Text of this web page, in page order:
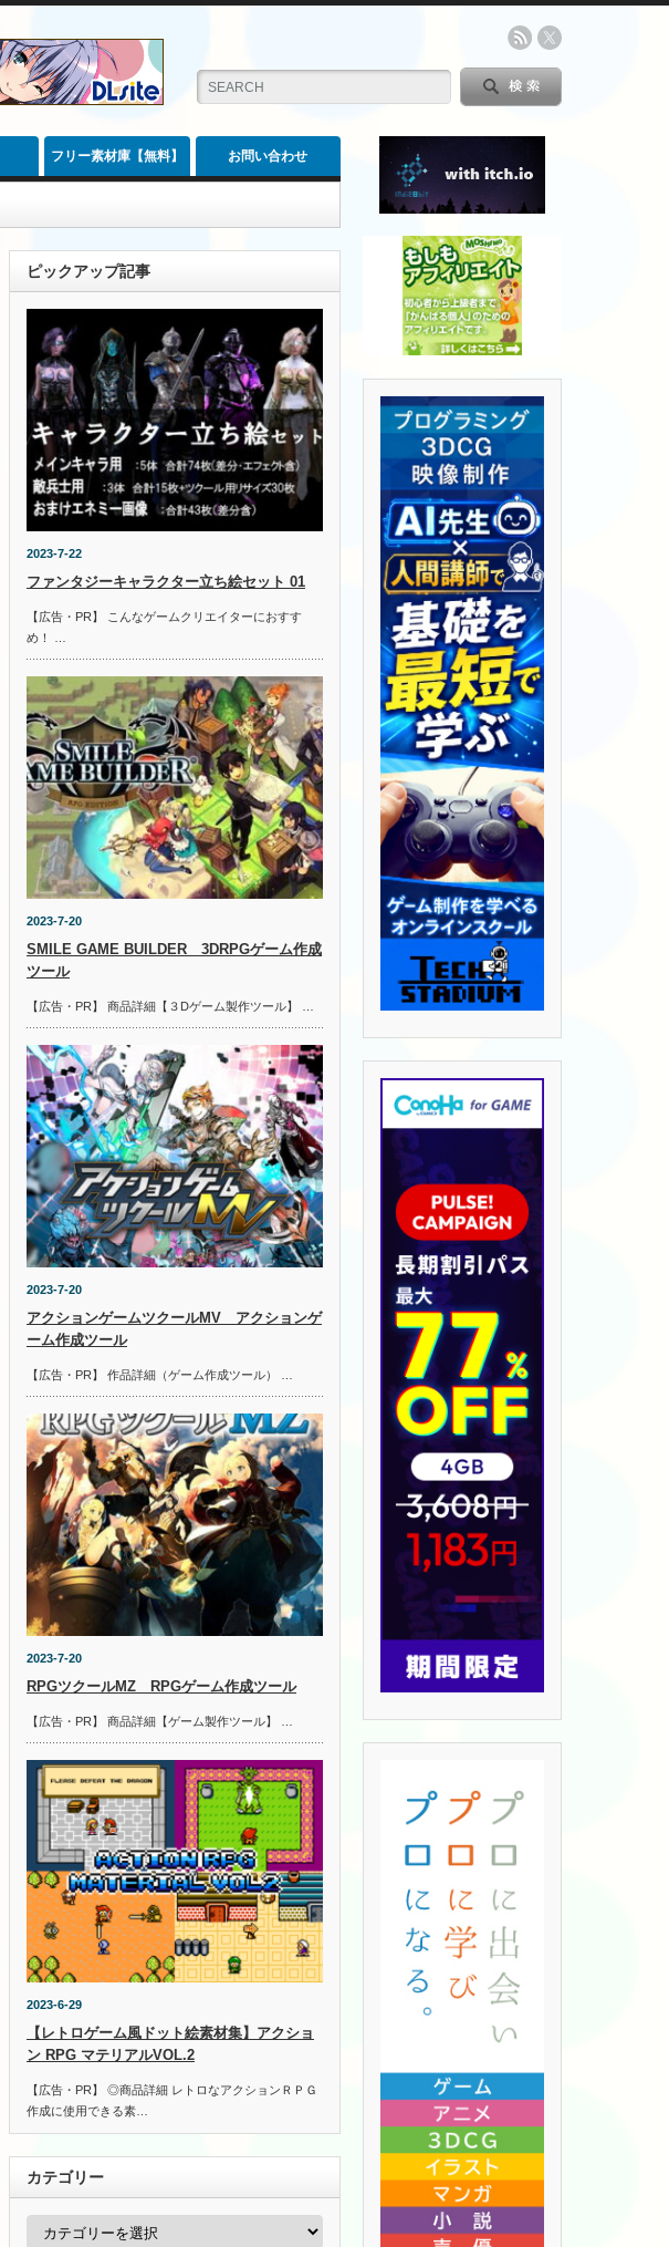
フリー素材庫【無料】 お問い合わせ
ピックアップ記事
2023-7-22
ファンタジーキャラクター立ち絵セット 01
【広告・PR】 こんなゲームクリエイターにおすす
め！ …
2023-7-20
SMILE GAME BUILDER 3DRPGゲーム作成
ツール
【広告・PR】 商品詳細【３Dゲーム製作ツール】 …
2023-7-20
アクションゲームツクールMV アクションゲ
ーム作成ツール
【広告・PR】 作品詳細（ゲーム作成ツール） …
2023-7-20
RPGツクールMZ RPGゲーム作成ツール
【広告・PR】 商品詳細【ゲーム製作ツール】 …
2023-6-29
【レトロゲーム風ドット絵素材集】アクショ
ン RPG マテリアルVOL.2
【広告・PR】 ◎商品詳細 レトロなアクションＲＰＧ
作成に使用できる素…
カテゴリー
カ